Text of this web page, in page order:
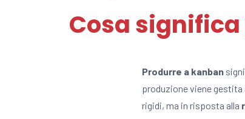
Cosa
Produrre a kanban
produzione viene gestita
rigidi, ma in risposta alla